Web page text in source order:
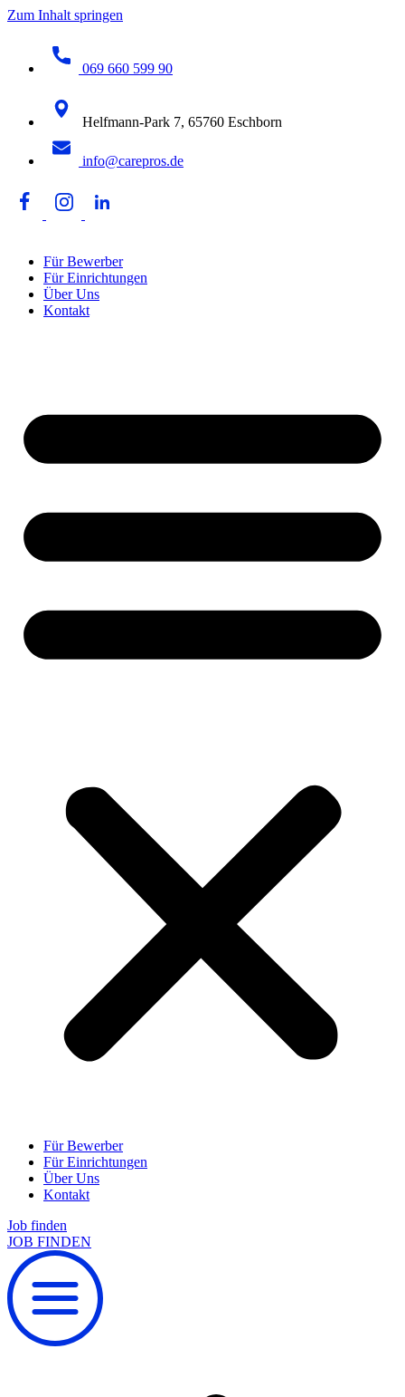
Zum Inhalt springen
069 660 599 90
Helfmann-Park 7, 65760 Eschborn
info@carepros.de
Für Bewerber
Für Einrichtungen
Über Uns
Kontakt
Für Bewerber
Für Einrichtungen
Über Uns
Kontakt
Job finden
JOB FINDEN